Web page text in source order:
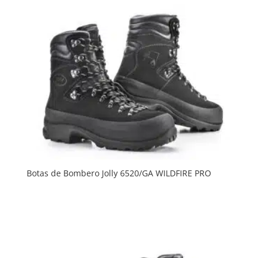
Botas de Bombero Jolly 6520/GA WILDFIRE PRO